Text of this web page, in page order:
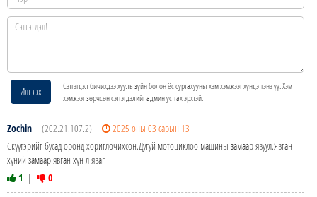
Илгээх
Сэтгэгдэл бичихдээ хууль зүйн болон ёс суртахууны хэм хэмжээг хүндэтгэнэ үү. Хэм
хэмжээг зөрчсөн сэтгэгдэлийг админ устгах эрхтэй.
Zochin (202.21.107.2)
2025 оны 03 сарын 13
Скүүтэрийг бусад оронд хориглочихсон.Дугуй мотоциклоо машины замаар явуул.Явган
хүний замаар явган хүн л яваг
1 | 0